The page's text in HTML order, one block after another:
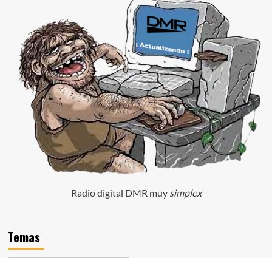
Radio digital DMR muy simplex
Temas